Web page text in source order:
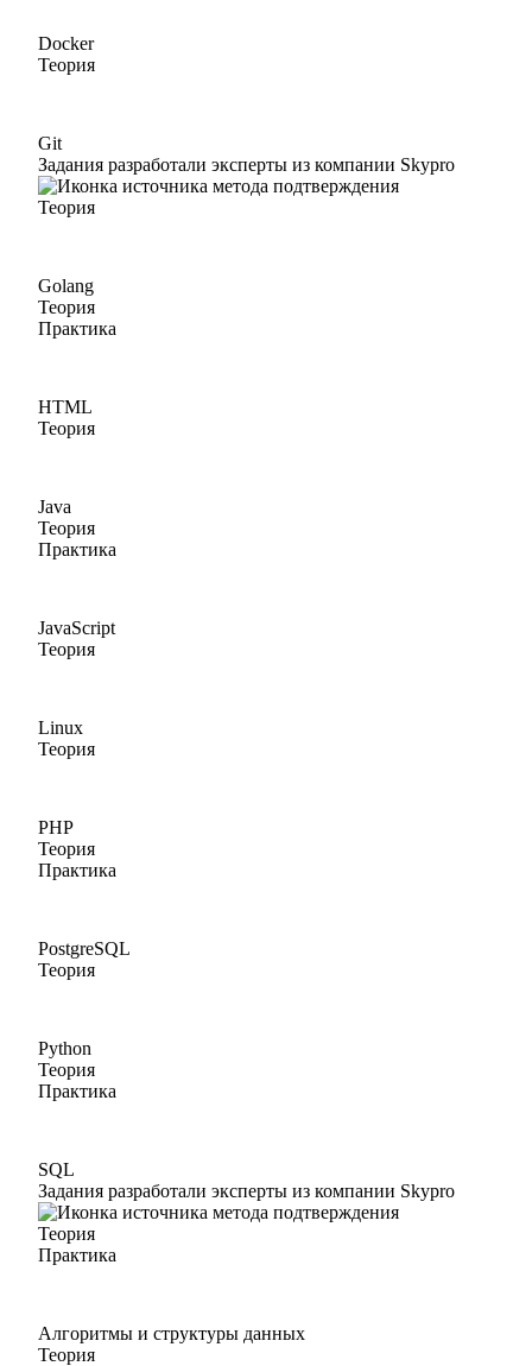
Docker
Теория
Git
Задания разработали эксперты из компании Skypro
Теория
Golang
Теория
Практика
HTML
Теория
Java
Теория
Практика
JavaScript
Теория
Linux
Теория
PHP
Теория
Практика
PostgreSQL
Теория
Python
Теория
Практика
SQL
Задания разработали эксперты из компании Skypro
Теория
Практика
Алгоритмы и структуры данных
Теория